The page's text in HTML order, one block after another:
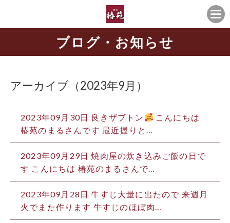
ブログ・お知らせ
アーカイブ（2023年9月）
2023年09月30日 良きザブトン
こんにちは
椿苑のまるさんです 最近握りと…
2023年09月29日 焼肉屋の炊き込みご飯の日で
す こんにちは️ 椿苑のまるさんで…
2023年09月28日 牛すじ大量に出たので 来週月
火でまた作ります 牛すじのほぼ肉…